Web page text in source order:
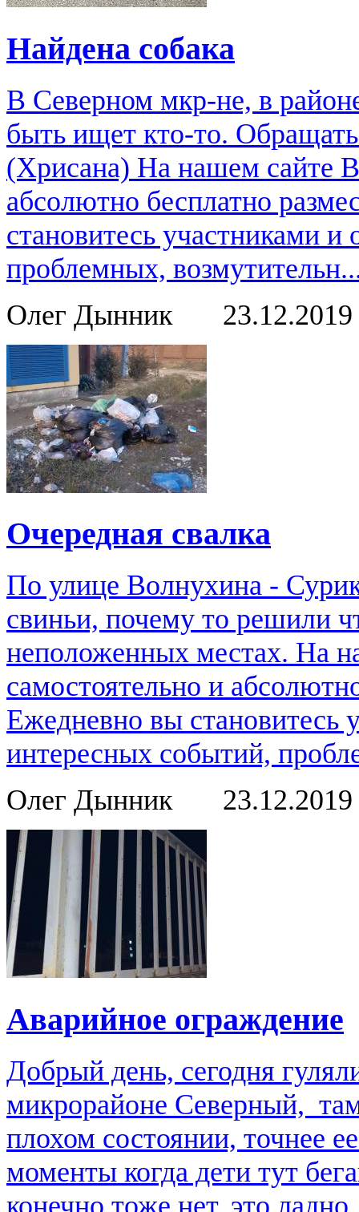
Найдена собака
В Северном мкр-не, в
быть ищет кто-то.
(Хрисана) На нашем сайте
абсолютно бесплатно
становитесь участниками
проблемных,
Олег Дынник
23.12.2019
Очередная свалка
По улице Волнухина -
свиньи, почему то решили
неположенных местах. На
самостоятельно и
Ежедневно вы становитесь
интересных событий,
Олег Дынник
23.12.2019
Аварийное ограждение
Добрый день, сегодня
микрорайоне Северный,
плохом состоянии, точнее
моменты когда дети тут